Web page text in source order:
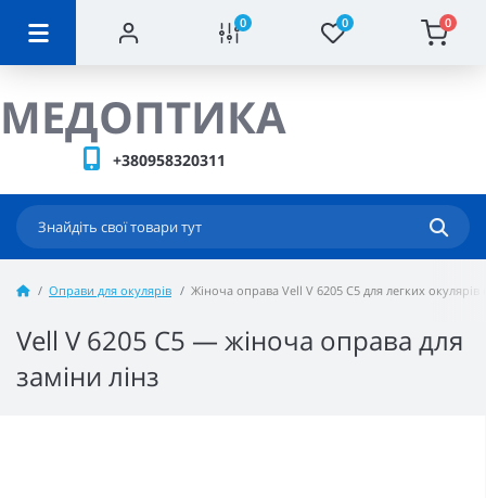
0 0 0
МЕДОПТИКА
+380958320311
Оправи для окулярів Жіноча оправа Vell V 6205 C5 для легких
Vell V 6205 C5 — жіноча оправа для
заміни лінз